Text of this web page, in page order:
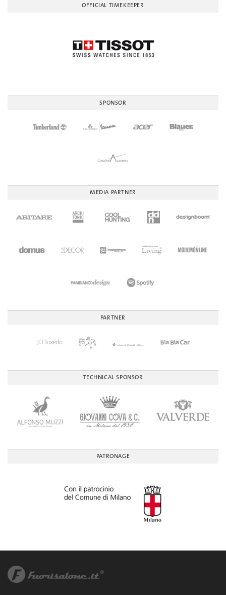
OFFICIAL TIMEKEEPER
SPONSOR
MEDIA PARTNER
PARTNER
TECHNICAL SPONSOR
PATRONAGE